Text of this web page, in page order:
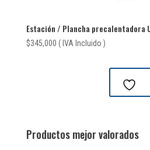
Estación / Plancha precalentadora
$345,000 ( IVA Incluido )
Productos mejor valorados